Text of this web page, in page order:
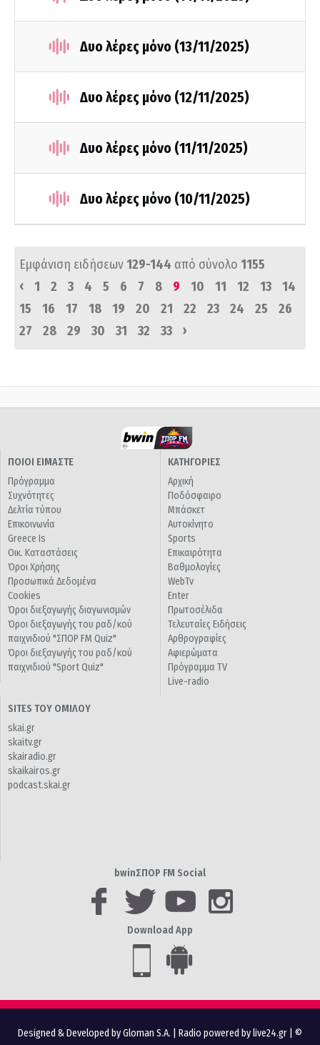
Δυο λέρες μόνο (13/11/2025)
Δυο λέρες μόνο (12/11/2025)
Δυο λέρες μόνο (11/11/2025)
Δυο λέρες μόνο (10/11/2025)
Εμφάνιση ειδήσεων129-144 από σύνολο 1155
‹
1 2 3 4 5 6 7 8 9 10 11 12 13
14
15
16 17 18 19 20 21 22 23 24 25
26
27
28 29 30 31 32 33 ›
ΠΟΙΟΙ ΕΙΜΑΣΤΕ
Πρόγραμμα
Συχνότητες
Δελτία τύπου
Επικοινωνία
Greece Is
Οικ. Καταστάσεις
Όροι Χρήσης
Προσωπικά Δεδομένα
Cookies
Όροι διεξαγωγής διαγωνισμών
Όροι διεξαγωγής του ραδ/κού
παιχνιδιού "ΣΠΟΡ FM Quiz"
Όροι διεξαγωγής του ραδ/κού
παιχνιδιού "Sport Quiz"
ΚΑΤΗΓΟΡΙΕΣ
Αρχική
Ποδόσφαιρο
Μπάσκετ
Αυτοκίνητο
Sports
Επικαιρότητα
Βαθμολογίες
WebTv
Enter
Πρωτοσέλιδα
Τελευταίες Ειδήσεις
Αρθρογραφίες
Αφιερώματα
Πρόγραμμα TV
Live-radio
SITES ΤΟΥ ΟΜΙΛΟΥ
skai.gr
skaitv.gr
skairadio.gr
skaikairos.gr
podcast.skai.gr
bwinΣΠΟΡ FM Social
Download App
Designed & Developed by Gloman S.A. Radio powered by live24.gr | ©